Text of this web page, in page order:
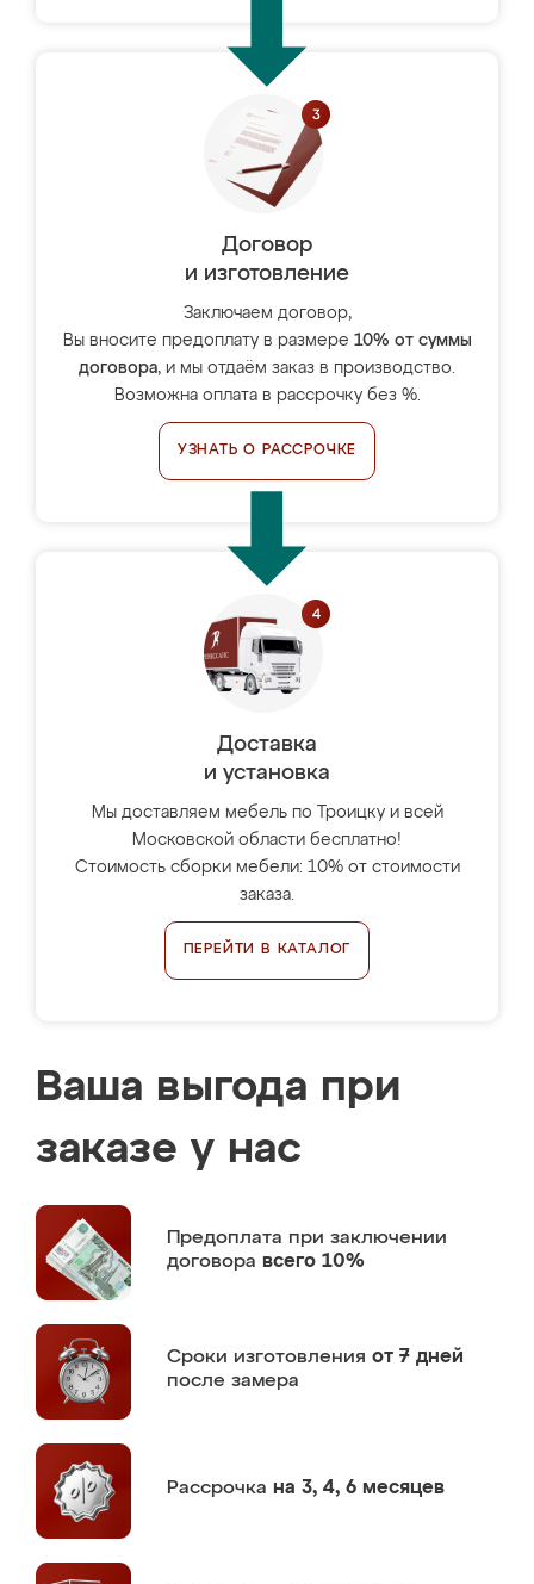
Договор
и изготовление
Заключаем договор,
Вы вносите предоплату в размере 10% от суммы
договора, и мы отдаём заказ в производство.
Возможна оплата в рассрочку без %.
УЗНАТЬ О РАССРОЧКЕ
Доставка
и установка
Мы доставляем мебель по Троицку и всей
Московской области бесплатно!
Стоимость сборки мебели: 10% от стоимости
заказа.
ПЕРЕЙТИ В КАТАЛОГ
Ваша выгода при
заказе у нас
Предоплата при заключении
договора всего 10%
Сроки изготовления от 7 дней
после замера
Рассрочка на 3, 4, 6 месяцев